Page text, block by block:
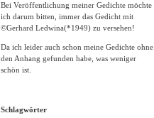
Bei Veröffentlichung meiner Gedichte möchte
ich darum bitten, immer das Gedicht mit
©Gerhard Ledwina(*1949) zu versehen!
Da ich leider auch schon meine Gedichte ohne
den Anhang gefunden habe, was weniger
schön ist.
Schlagwörter